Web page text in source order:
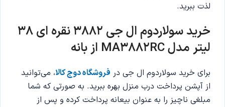
لذت ببرید.
خرید سولاردوم ال جی 3882 نقره ای 38
لیتر مدل MA3882RC از بانه
برای خرید سولاردوم ال جی در فروشگاه دوج کالا، می‌توانید
از آپشن پرداخت درب منزل بهره ببرید. به صورتی که شما
مبلغی ناچیز را به عنوان بیعانه پرداخت کرده و پس از